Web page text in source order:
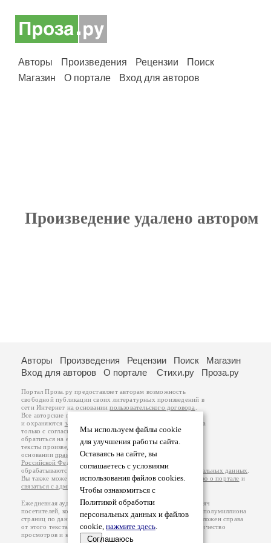
Авторы Произведения Рецензии
Поиск
Магазин
О портале Вход для авторов
Произведение удалено автором
Мы используем файлы cookie
для улучшения работы сайта.
Оставаясь на сайте, вы
соглашаетесь с условиями
использования файлов cookies.
Чтобы ознакомиться с
Политикой обработки
персональных данных и файлов
cookie, нажмите здесь.
Соглашаюсь
Авторы Произведения Рецензии Поиск
Магазин
Вход для авторов
О портале Стихи.ру Проза.ру
Портал Проза.ру предоставляет авторам возможность
свободной публикации своих литературных произведений в
сети Интернет на основаниипользовательского договора
Все авторские права на произведения принадлежат авторам
и охраняются законом
. Перепечатка произведений возможна
только с согласия его автора, к которому вы можете
обратиться на его авторской странице. Ответственность за
тексты произведений авторы несут самостоятельно на
основанииправил публикацииизаконодательства
Российской Федерации
обрабатываются на основанииПолитики обработки персональных данных
Вы также можете посмотреть более подробнуюинформацию о портале и
связаться с администрацией
Ежедневная аудитория портала Проза.ру – порядка 100 тысяч
посетителей, которые в общей сумме просматривают более полумиллиона
страниц по данным счетчика посещаемости, который расположен справа
от этого текста. В каждой графе указано по две цифры: количество
просмотров и количество посетителей.